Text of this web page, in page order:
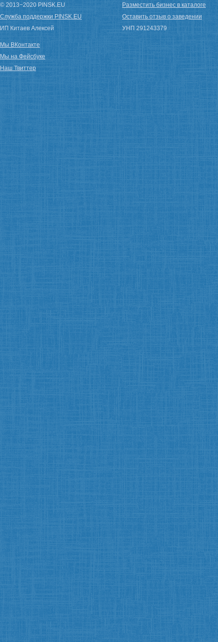
© 2013−2020 PINSK.EU
Служба поддержки PINSK.EU
ИП Китаев Алексей
Разместить бизнес в каталоге
Оставить отзыв о заведении
УНП 291243379
Мы ВКонтакте
Мы на Фейсбуке
Наш Твиттер